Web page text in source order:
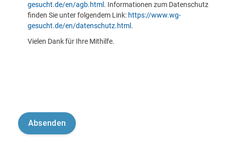
gesucht.de/en/agb.html . Informationen zum Datenschutz
finden Sie unter folgendem Link: https://www.wg-
gesucht.de/en/datenschutz.html .
Vielen Dank für Ihre Mithilfe.